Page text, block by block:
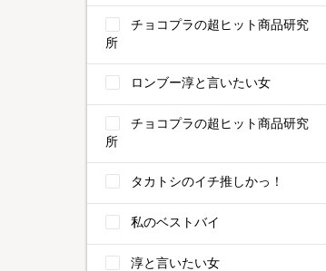
チョコプラの超ヒット商品研究
所
ロンブー淳と言いたい女
チョコプラの超ヒット商品研究
所
タカトシのイチ推しかっ！
私のベストバイ
淳と言いたい女